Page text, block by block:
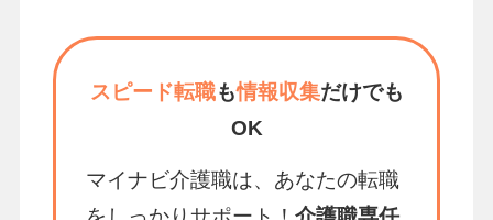
スピード転職も情報収集だけでも
OK
マイナビ介護職は、あなたの転職